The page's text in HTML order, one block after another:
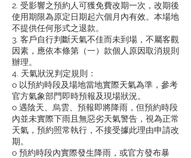
2. 受影響之預約人可獲免費改期一次，改期後
使用期限為原定日期起六個月內有效。本場地
不提供任何形式之退款。
3. 客戶自行判斷天氣不佳而未到場，不屬客觀
因素，應依本條第（一）款個人原因取消規則
辦理。
4. 天氣狀況判定規則：
o 以預約時段及場地當地實際天氣為準，參考
官方氣象部門即時預報及現場狀況。
o 遇陰天、烏雲、預報即將降雨，但預約時段
內並未實際下雨且無惡劣天氣警告，視為正常
天氣，預約照常執行，不接受據此理由申請改
期。
o 預約時段內實際發生降雨，或官方發布暴